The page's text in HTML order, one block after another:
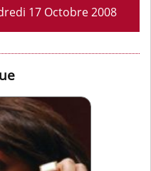
17 Octobre 2008